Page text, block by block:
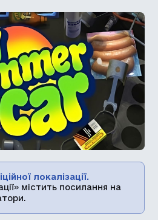
локалізації.
містить посилання на